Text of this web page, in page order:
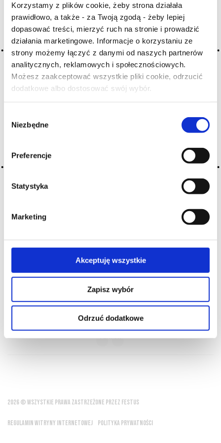
Korzystamy z plików cookie, żeby strona działała
prawidłowo, a także - za Twoją zgodą - żeby lepiej
dopasować treści, mierzyć ruch na stronie i prowadzić
działania marketingowe. Informacje o korzystaniu ze
strony możemy łączyć z danymi od naszych partnerów
analitycznych, reklamowych i społecznościowych.
Możesz zaakceptować wszystkie pliki cookie, odrzucić
dodatkowe albo dostosować swój wybór.
zgody
Niezbędne
Preferencje
Statystyka
Marketing
Akceptuję wszystkie
Zapisz wybór
Odrzuć dodatkowe
Czy masz ukończone 18 lat?
A B C-Ć D E F G
H I J K L-Ł M N
O-Ó P Q R S-Ś T
U V W X-Y
Z-Ź-Ż
Cały czas pracujemy nad wprowadzaniem do
Państwu szczególny problem i nie ma go w słowniku
O NAS OFERTA ONLINE PRODUCENCI
BLOG
PRZEWODNIK
SŁOWNIK
Wino to najpiękniejszy dar bogów dla ludzi
Platon
2026 © WSZYSTKIE PRAWA ZASTRZEŻONE PRZEZ FESTUS
REGULAMIN WITRYNY INTERNETOWEJ POLITYKA PRYWATNOŚCI